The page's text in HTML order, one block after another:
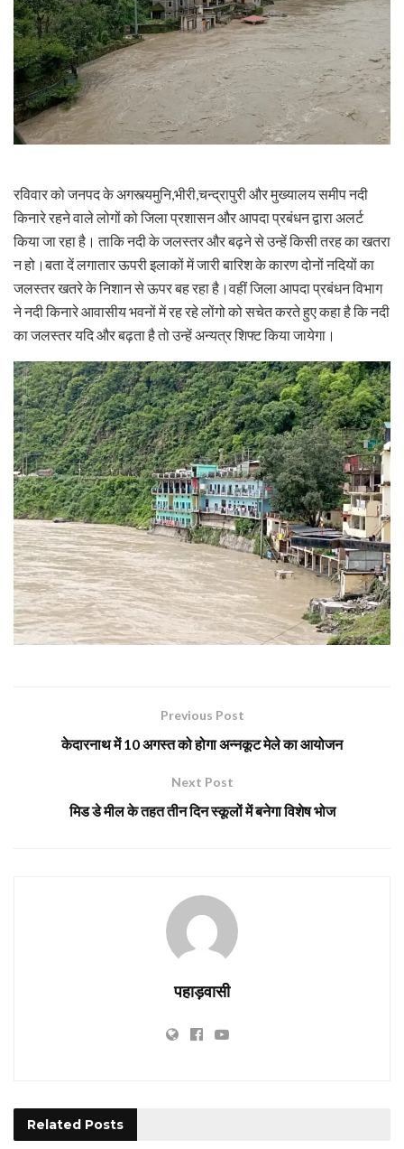
रविवार को जनपद के अगस्त्यमुनि,भीरी,चन्द्रापुरी और मुख्यालय समीप नदी
किनारे रहने वाले लोगों को जिला प्रशासन और आपदा प्रबंधन द्वारा अलर्ट
किया जा रहा है। ताकि नदी के जलस्तर और बढ़ने से उन्हें किसी तरह का खतरा
न हो।बता दें लगातार ऊपरी इलाकों में जारी बारिश के कारण दोनों नदियों का
जलस्तर खतरे के निशान से ऊपर बह रहा है।वहीं जिला आपदा प्रबंधन विभाग
ने नदी किनारे आवासीय भवनों में रह रहे लोंगो को सचेत करते हुए कहा है कि नदी
का जलस्तर यदि और बढ़ता है तो उन्हें अन्यत्र शिफ्ट किया जायेगा।
Previous Post
केदारनाथ में 10 अगस्त को होगा अन्नकूट मेले का आयोजन
Next Post
मिड डे मील के तहत तीन दिन स्कूलों में बनेगा विशेष भोज
पहाड़वासी
Related Posts